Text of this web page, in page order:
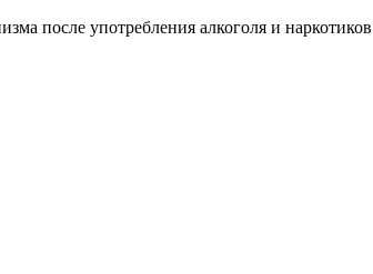
после употребления алкоголя и